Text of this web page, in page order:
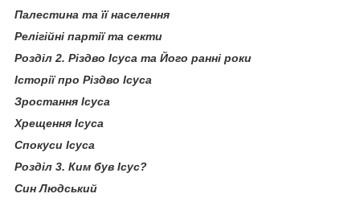
Палестина та її населення
Релігійні партії та секти
Розділ 2. Різдво Ісуса та Його ранні роки
Історії про Різдво Ісуса
Зростання Ісуса
Хрещення Ісуса
Спокуси Ісуса
Розділ 3. Ким був Ісус?
Син Людський